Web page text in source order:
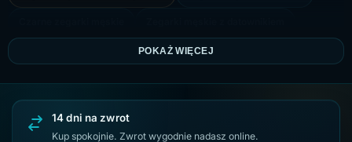
Zegarki męskie na złotej bransolecie
Srebrne zegarki męskie Zegarki Casio G-SHOCK
POKAŻ WIĘCEJ
14 dni na zwrot
Kup spokojnie. Zwrot wygodnie nadasz online.